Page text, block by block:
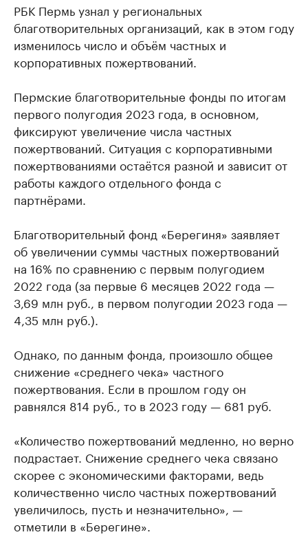
РБК Пермь узнал у региональных
благотворительных организаций, как в этом году
изменилось число и объём частных и
корпоративных пожертвований.
Пермские благотворительные фонды по итогам
первого полугодия 2023 года, в основном,
фиксируют увеличение числа частных
пожертвований. Ситуация с корпоративными
пожертвованиями остаётся разной и зависит от
работы каждого отдельного фонда с
партнёрами.
Благотворительный фонд «Берегиня» заявляет
об увеличении суммы частных пожертвований
на 16% по сравнению с первым полугодием
2022 года (за первые 6 месяцев 2022 года —
3,69 млн руб., в первом полугодии 2023 года —
4,35 млн руб.).
Однако, по данным фонда, произошло общее
снижение «среднего чека» частного
пожертвования. Если в прошлом году он
равнялся 814 руб., то в 2023 году — 681 руб.
«Количество пожертвований медленно, но верно
подрастает. Снижение среднего чека связано
скорее с экономическими факторами, ведь
количественно число частных пожертвований
увеличилось, пусть и незначительно», —
отметили в «Берегине».